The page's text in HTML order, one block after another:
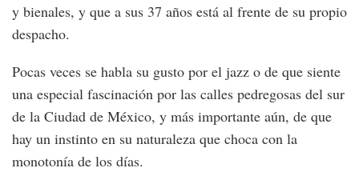
y bienales, y que a sus 37 años está al frente de su propio
despacho.
Pocas veces se habla su gusto por el jazz o de que siente
una especial fascinación por las calles pedregosas del sur
de la Ciudad de México, y más importante aún, de que
hay un instinto en su naturaleza que choca con la
monotonía de los días.